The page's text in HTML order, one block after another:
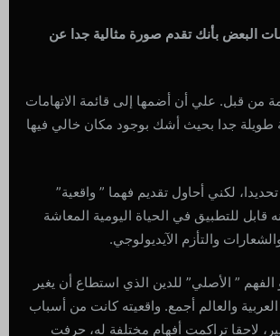
البعض بأنك تقدم صورة مثالية جدا عن
من قبل. علي أن أضمها إلى قائمة الاتهامات
طويلة جدا بحيث أشك بوجود مكان خالي فيها
لكني أحاول تقديم فهما ” واقعية”
قابل للتطبيق في الحياة اليومية المعاشة
والتأزم الآيديولوجي.
الفهم ” الأصلي” للدين الذي استطاع أن يغير
والعالم أجمع. واقعيته كانت من أسباب
لاحقا تراكمت أفهام مختلفة له، حرفت